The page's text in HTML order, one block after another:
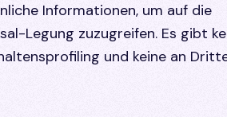
Informationen, um auf die
Legung zuzugreifen. Es gibt
und keine an